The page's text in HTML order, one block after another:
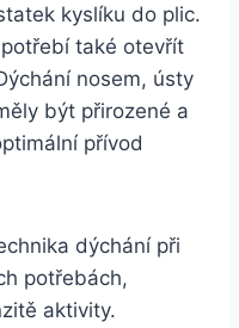
kyslíku do plic.
také otevřít
nosem, ústy
být přirozené a
přívod
dýchání při
potřebách,
aktivity.